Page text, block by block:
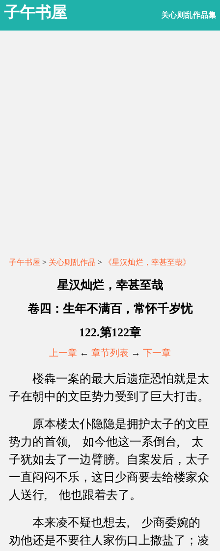
子午书屋 关心则乱作品集
子午书屋 > 关心则乱作品 > 《星汉灿烂，幸甚至哉》
星汉灿烂，幸甚至哉
卷四：生年不满百，常怀千岁忧
122.第122章
上一章 ← 章节列表 → 下一章
楼犇一案的最大后遗症恐怕就是太
子在朝中的文臣势力受到了巨大打击。
原本楼太仆隐隐是拥护太子的文臣
势力的首领, 如今他这一系倒台, 太
子犹如去了一边臂膀。自案发后，太子
一直闷闷不乐，这日少商要去给楼家众
人送行, 他也跟着去了。
本来凌不疑也想去, 少商委婉的
劝他还是不要往人家伤口上撒盐了；凌